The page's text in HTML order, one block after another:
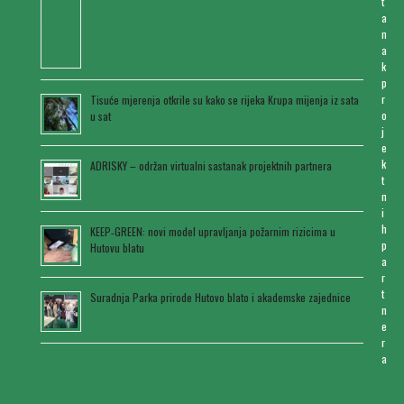
Tisuće mjerenja otkrile su kako se rijeka Krupa mijenja iz sata
u sat
ADRISKY – održan virtualni sastanak projektnih partnera
KEEP‑GREEN: novi model upravljanja požarnim rizicima u
Hutovu blatu
Suradnja Parka prirode Hutovo blato i akademske zajednice
a
n
a
k
p
r
o
j
e
k
t
n
i
h
p
a
r
t
n
e
r
a